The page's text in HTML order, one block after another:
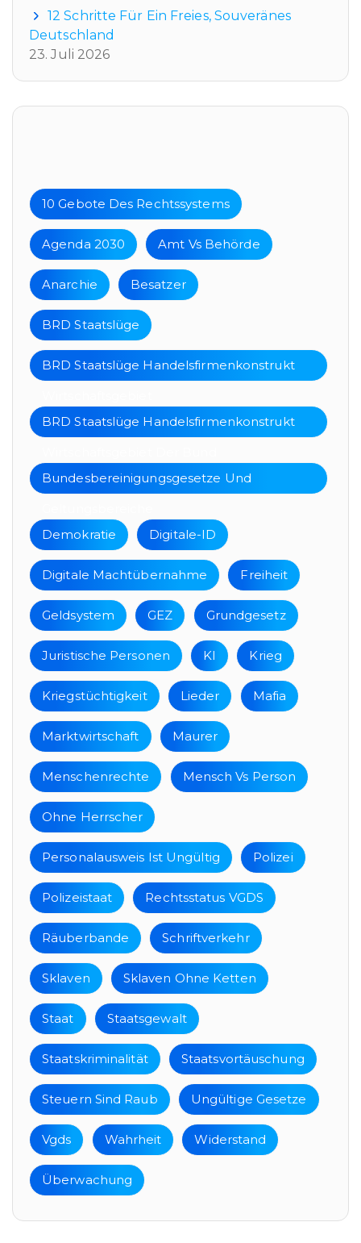
12 Schritte Für Ein Freies, Souveränes
Deutschland
23. Juli 2026
10 Gebote Des Rechtssystems
Agenda 2030 Amt Vs Behörde
Anarchie Besatzer
BRD Staatslüge
BRD Staatslüge Handelsfirmenkonstrukt
BRD Staatslüge Handelsfirmenkonstrukt
Bundesbereinigungsgesetze Und
Demokratie
Digitale-ID
Digitale Machtübernahme Freiheit
Geldsystem GEZ Grundgesetz
Juristische Personen KI Krieg
Kriegstüchtigkeit Lieder Mafia
Marktwirtschaft Maurer
Menschenrechte Mensch Vs Person
Ohne Herrscher
Personalausweis Ist Ungültig Polizei
Polizeistaat Rechtsstatus VGDS
Räuberbande Schriftverkehr
Sklaven Sklaven Ohne Ketten
Staat Staatsgewalt
Staatskriminalität Staatsvortäuschung
Steuern Sind Raub Ungültige Gesetze
Vgds Wahrheit Widerstand
Überwachung